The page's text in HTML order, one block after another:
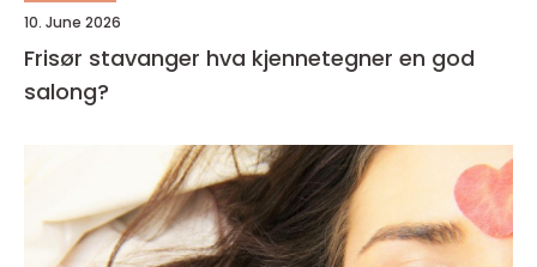
10. June 2026
Frisør stavanger hva kjennetegner en god
salong?